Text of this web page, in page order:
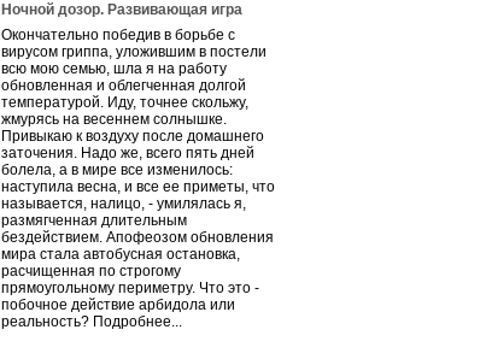
Ночной дозор. Развивающая игра
Окончательно победив в борьбе с
вирусом гриппа, уложившим в постели
всю мою семью, шла я на работу
обновленная и облегченная долгой
температурой. Иду, точнее скольжу,
жмурясь на весеннем солнышке.
Привыкаю к воздуху после домашнего
заточения. Надо же, всего пять дней
болела, а в мире все изменилось:
наступила весна, и все ее приметы, что
называется, налицо, - умилялась я,
размягченная длительным
бездействием. Апофеозом обновления
мира стала автобусная остановка,
расчищенная по строгому
прямоугольному периметру. Что это -
побочное действие арбидола или
реальность? Подробнее...